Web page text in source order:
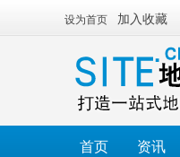
设为首页 加入收藏
首页 资讯